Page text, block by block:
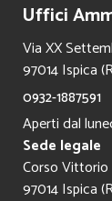
Uffici
Via XX
97014 Ispica
0932-1887591
Aperti dal
Sede legale
Corso Vittorio
97014 Ispica